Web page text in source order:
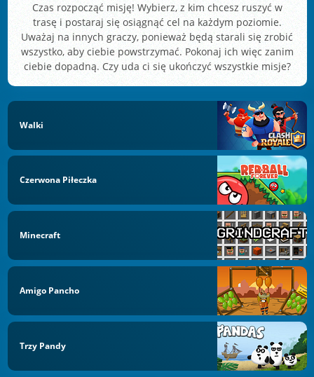
Czas rozpocząć misję! Wybierz, z kim chcesz ruszyć w
trasę i postaraj się osiągnąć cel na każdym poziomie.
Uważaj na innych graczy, ponieważ będą starali się zrobić
wszystko, aby ciebie powstrzymać. Pokonaj ich więc zanim
ciebie dopadną. Czy uda ci się ukończyć wszystkie misje?
Walki
Czerwona Piłeczka
Minecraft
Amigo Pancho
Trzy Pandy